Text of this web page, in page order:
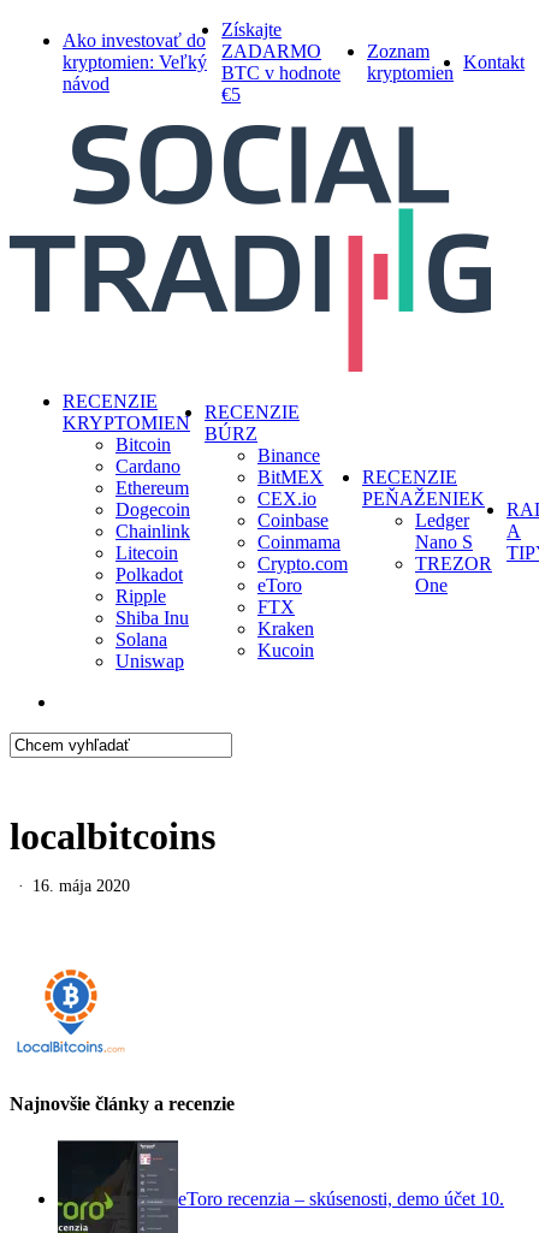
content
Ako investovať do
kryptomien: Veľký
návod
Získajte
ZADARMO
BTC v hodnote
€5
Zoznam
kryptomien
Kontakt
search
Menu
RECENZIE
KRYPTOMIEN
Bitcoin
Cardano
Ethereum
Dogecoin
Chainlink
Litecoin
Polkadot
Ripple
Shiba Inu
Solana
Uniswap
RECENZIE
BÚRZ
Binance
BitMEX
CEX.io
Coinbase
Coinmama
Crypto.com
eToro
FTX
Kraken
Kucoin
RECENZIE
PEŇAŽENIEK
Ledger
Nano S
TREZOR
One
A
localbitcoins
16. mája 2020
Najnovšie články a recenzie
eToro recenzia – skúsenosti, demo účet 10.